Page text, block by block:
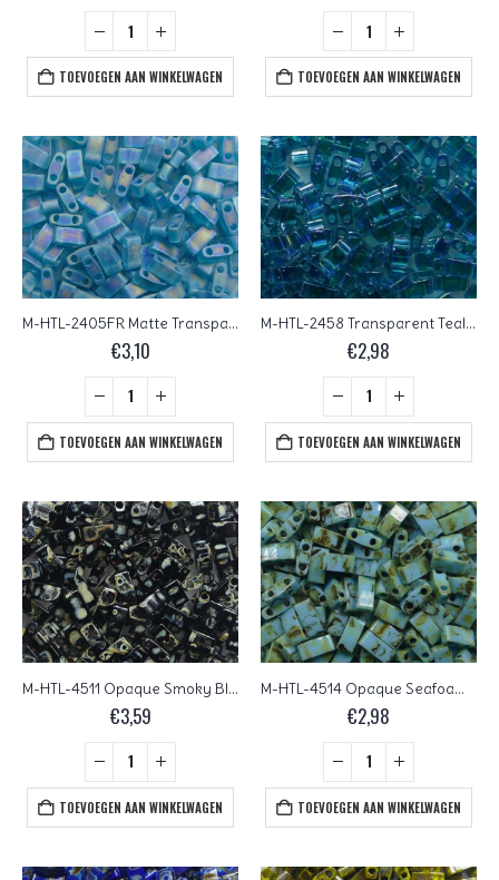
was:
€4,10.
is:
TOEVOEGEN AAN WINKELWAGEN TOEVOEGEN AAN WINKELWAGEN
M-HTL-2405FR Matte Transparent Teal AB Miyuki Half Tila Beads 5×2,3 mm
€3,10
TOEVOEGEN AAN WINKELWAGEN
M-HTL-2458 Transparent Teal AB Miyuki Half Tila Beads 5×2,3 mm
€2,98
TOEVOEGEN AAN WINKELWAGEN
M-HTL-4511 Opaque Smoky Black Picasso Miyuki Half Tila Beads 5×2,3 mm
€3,59
TOEVOEGEN AAN WINKELWAGEN
M-HTL-4514 Opaque Seafoam Green Picasso Miyuki Half Tila Beads 5×2,3 mm
€2,98
TOEVOEGEN AAN WINKELWAGEN